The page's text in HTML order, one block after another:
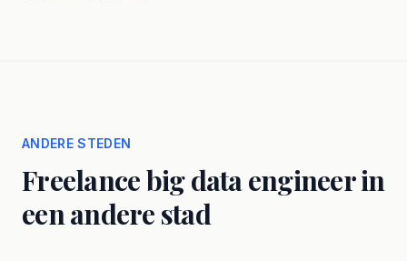
ANDERE STEDEN
Freelance big data engineer in
een andere stad